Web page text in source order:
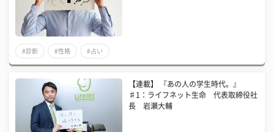
#診断 #性格 #占い
【連載】 『あの人の学生時代。』
♯1：ライフネット生命 代表取締役社
長 岩瀬大輔